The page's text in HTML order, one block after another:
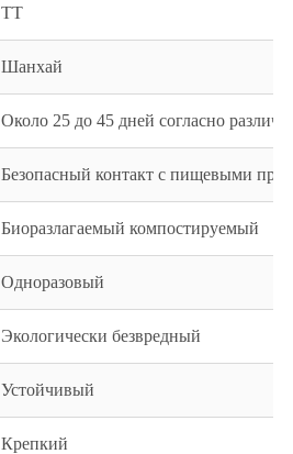
ТТ
Шанхай
Около 25 до 45 дней согласно
Безопасный контакт с пищевыми
Биоразлагаемый компостируемый
Одноразовый
Экологически безвредный
Устойчивый
Крепкий